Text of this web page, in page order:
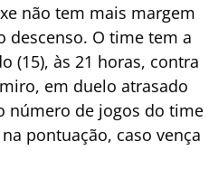
não tem mais margem
descenso. O time tem a
(15), às 21 horas, contra
em duelo atrasado
número de jogos do time
pontuação, caso vença